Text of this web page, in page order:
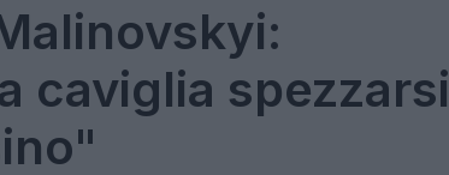
caviglia spezzarsi